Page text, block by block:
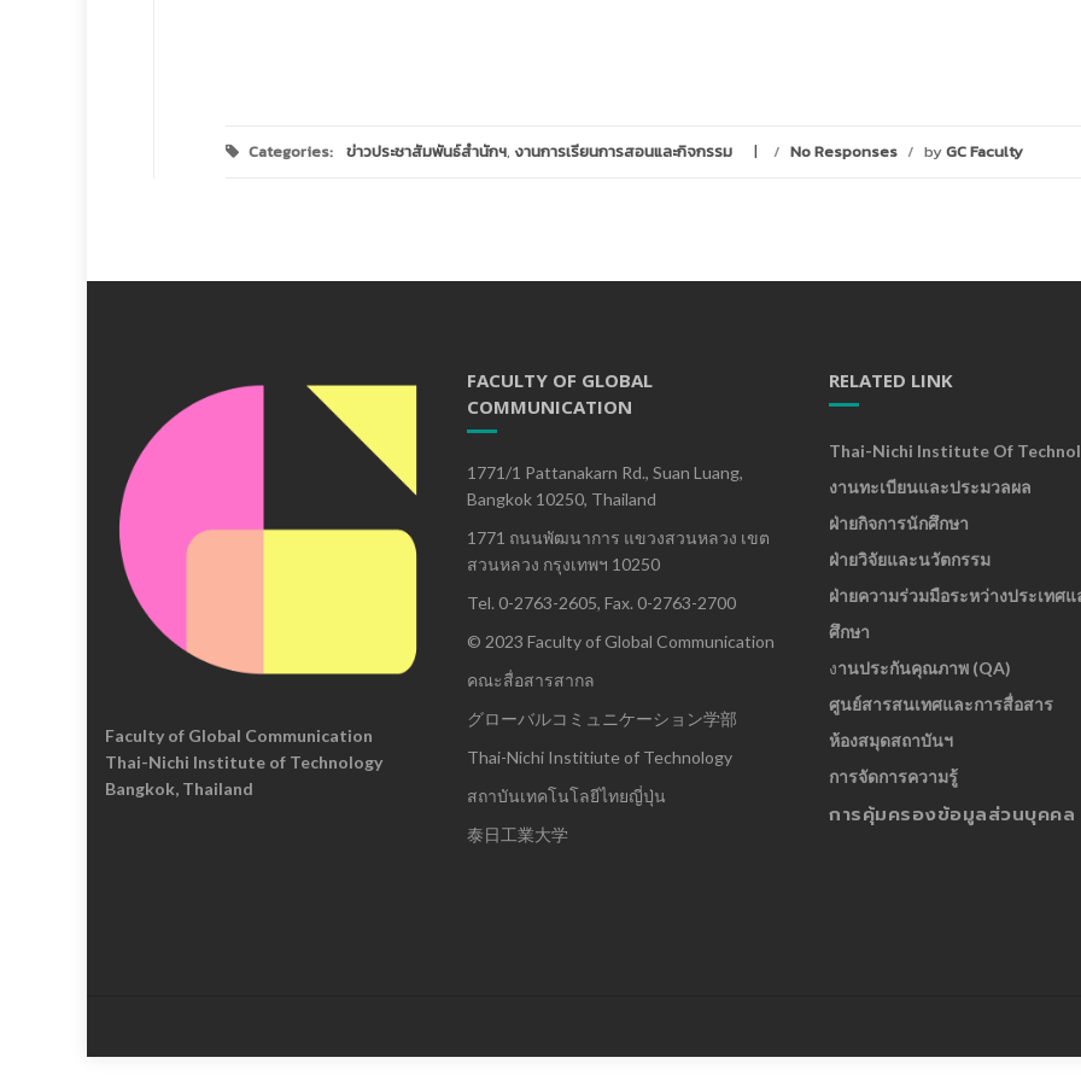
Categories: ข่าวประชาสัมพันธ์สำนักฯ, งานการเรียนการสอนและกิจกรรม / No Responses / byGC Faculty
Faculty of Global Communication
Thai-Nichi Institute of Technology
Bangkok, Thailand
FACULTY OF GLOBAL
COMMUNICATION
1771/1 Pattanakarn Rd., Suan Luang,
Bangkok 10250, Thailand
1771 ถนนพัฒนาการ แขวงสวนหลวง เขต
สวนหลวง กรุงเทพฯ 10250
Tel. 0-2763-2605, Fax. 0-2763-2700
© 2023 Faculty of Global Communication
คณะสื่อสารสากล
グローバルコミュニケーション学部
Thai-Nichi Institiute of Technology
สถาบันเทคโนโลยีไทยญี่ปุ่น
泰日工業大学
RELATED LINK
Thai-Nichi Institute Of
งานทะเบียนและประมวลผล
ฝ่ายกิจการนักศึกษา
ฝ่ายวิจัยและนวัตกรรม
ฝ่ายความร่วมมือระหว่างประเทศ
ศึกษา
งานประกันคุณภาพ (QA)
ศูนย์สารสนเทศและการสื่อสาร
ห้องสมุดสถาบันฯ
การจัดการความรู้
การคุ้มครองข้อมูลส่วนบุคคล